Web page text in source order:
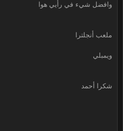
وافضل شيء في رأيي هوا
ملعب أنجلترا
ويمبلي
شكرا أحمد